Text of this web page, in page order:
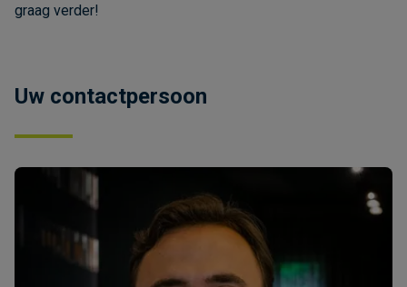
graag verder!
Uw contactpersoon